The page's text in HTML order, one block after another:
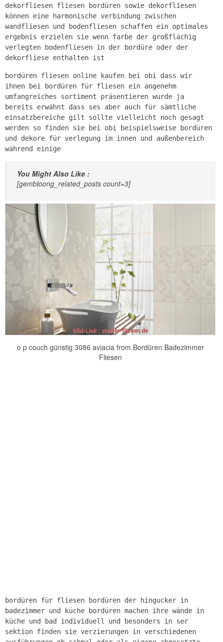
dekorfliesen fliesen bordüren sowie dekorfliesen
können eine harmonische verbindung zwischen
wandfliesen und bodenfliesen schaffen ein optimales
ergebnis erzielen sie wenn farbe der großflächig
verlegten bodenfliesen in der bordüre oder der
dekorfliese enthalten ist
bordüren fliesen online kaufen bei obi dass wir
ihnen bei bordüren für fliesen ein angenehm
umfangreiches sortiment präsentieren wurde ja
bereits erwähnt dass ses aber auch für sämtliche
einsatzbereiche gilt sollte vielleicht noch gesagt
werden so finden sie bei obi beispielsweise bordüren
und dekore für verlegung im innen und außenbereich
während einige
You Might Also Like :
[gembloong_related_posts count=3]
o p couch günstig 3086 aviacia from Bordüren Badezimmer
Fliesen
bordüren für fliesen bordüren der hingucker in
badezimmer und küche bordüren machen ihre wände in
küche und bad individuell und besonders in ser
sektion finden sie verzierungen in verschiedenen